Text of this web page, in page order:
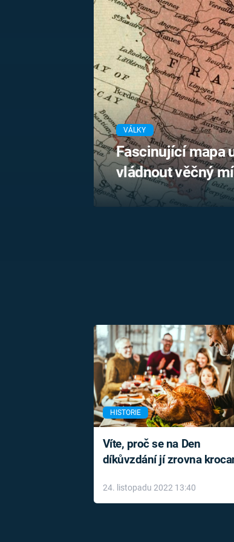
PRVNÍ SVĚTOVÁ
MARIE
NAPOLEON
BRITSKÁ
KRÁLOVSKÁ
RODINA
VÁLKY
Fascinující mapa
vládnout věčný
HISTORIE
Víte, proč se na Den
díkůvzdání jí zrovna
24. listopadu 2022 13:40